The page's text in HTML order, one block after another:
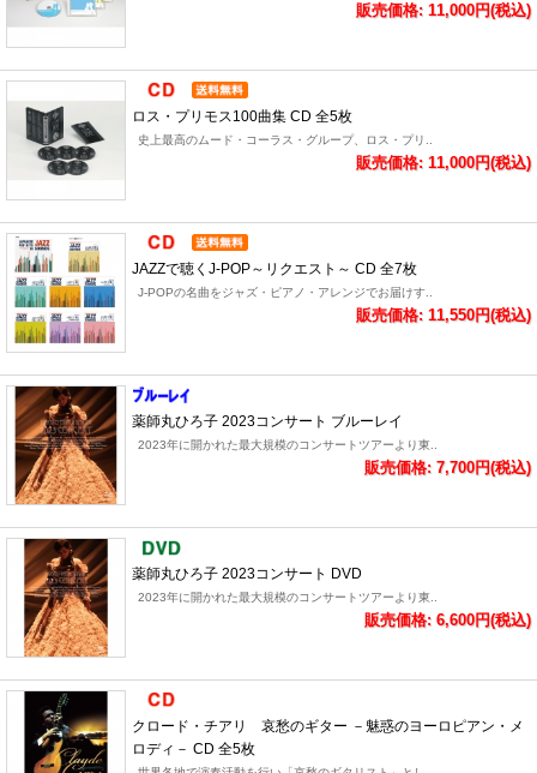
販売価格: 11,000円(税込)
ロス・プリモス100曲集 CD 全5枚
史上最高のムード・コーラス・グループ、ロス・プリ..
販売価格: 11,000円(税込)
JAZZで聴くJ-POP～リクエスト～ CD 全7枚
J-POPの名曲をジャズ・ピアノ・アレンジでお届けす..
販売価格: 11,550円(税込)
薬師丸ひろ子 2023コンサート ブルーレイ
2023年に開かれた最大規模のコンサートツアーより東..
販売価格: 7,700円(税込)
薬師丸ひろ子 2023コンサート DVD
2023年に開かれた最大規模のコンサートツアーより東..
販売価格: 6,600円(税込)
クロード・チアリ 哀愁のギター －魅惑のヨーロピアン・メ
ロディ－ CD 全5枚